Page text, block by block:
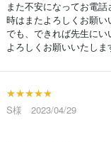
また不安になってお電
時はまたよろしくお願い
でも、できれば先生に
よろしくお願いいたしま
★★★★★
S様 2023/04/29